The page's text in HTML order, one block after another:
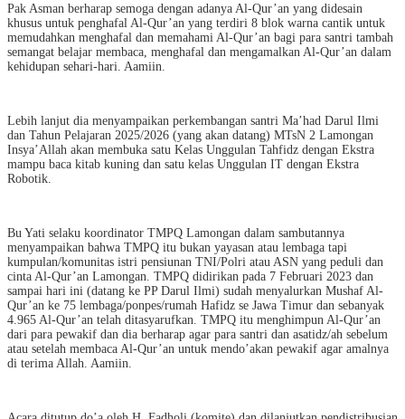
Pak Asman berharap semoga dengan adanya Al-Qur’an yang didesain
khusus untuk penghafal Al-Qur’an yang terdiri 8 blok warna cantik untuk
memudahkan menghafal dan memahami Al-Qur’an bagi para santri tambah
semangat belajar membaca, menghafal dan mengamalkan Al-Qur’an dalam
kehidupan sehari-hari. Aamiin.
Lebih lanjut dia menyampaikan perkembangan santri Ma’had Darul Ilmi
dan Tahun Pelajaran 2025/2026 (yang akan datang) MTsN 2 Lamongan
Insya’Allah akan membuka satu Kelas Unggulan Tahfidz dengan Ekstra
mampu baca kitab kuning dan satu kelas Unggulan IT dengan Ekstra
Robotik.
Bu Yati selaku koordinator TMPQ Lamongan dalam sambutannya
menyampaikan bahwa TMPQ itu bukan yayasan atau lembaga tapi
kumpulan/komunitas istri pensiunan TNI/Polri atau ASN yang peduli dan
cinta Al-Qur’an Lamongan. TMPQ didirikan pada 7 Februari 2023 dan
sampai hari ini (datang ke PP Darul Ilmi) sudah menyalurkan Mushaf Al-
Qur’an ke 75 lembaga/ponpes/rumah Hafidz se Jawa Timur dan sebanyak
4.965 Al-Qur’an telah ditasyarufkan. TMPQ itu menghimpun Al-Qur’an
dari para pewakif dan dia berharap agar para santri dan asatidz/ah sebelum
atau setelah membaca Al-Qur’an untuk mendo’akan pewakif agar amalnya
di terima Allah. Aamiin.